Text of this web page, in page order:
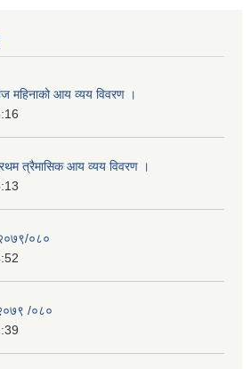
महिनाको आय व्यय विवरण ।
त्रैमासिक आय व्यय विवरण ।
२०७९/०८०
२०७९ /०८०